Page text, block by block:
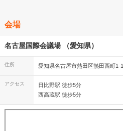
会場
名古屋国際会議場 （愛知県）
住所 愛知県名古屋市熱田区熱田西町1-1
アクセス
日比野駅 徒歩5分
西高蔵駅 徒歩5分